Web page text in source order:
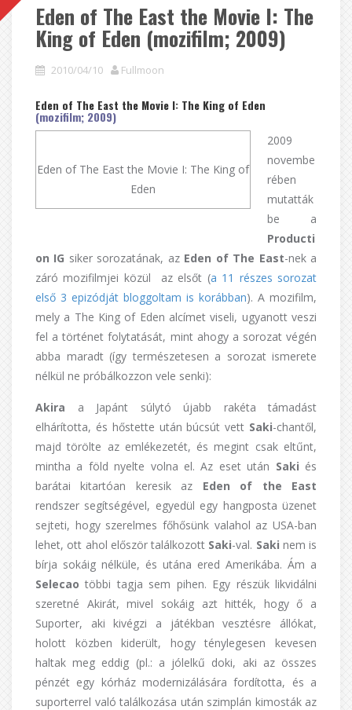
Eden of The East the Movie I: The
King of Eden (mozifilm; 2009)
2010/04/10 Fullmoon
Eden of The East the Movie I: The King of Eden
(mozifilm; 2009)
Eden of The East the Movie I: The King of
Eden
2009
novembe
rében
mutatták
be a
Producti
on IG siker sorozatának, az Eden of The East-nek a
záró mozifilmjei közül az elsőt (a 11 részes sorozat
első 3 epizódját bloggoltam is korábban). A mozifilm,
mely a The King of Eden alcímet viseli, ugyanott veszi
fel a történet folytatását, mint ahogy a sorozat végén
abba maradt (így természetesen a sorozat ismerete
nélkül ne próbálkozzon vele senki):
Akira a Japánt súlytó újabb rakéta támadást
elhárította, és hőstette után búcsút vett Saki-chantől,
majd törölte az emlékezetét, és megint csak eltűnt,
mintha a föld nyelte volna el. Az eset után Saki és
barátai kitartóan keresik az Eden of the East
rendszer segítségével, egyedül egy hangposta üzenet
sejteti, hogy szerelmes főhősünk valahol az USA-ban
lehet, ott ahol először találkozott Saki-val. Saki nem is
bírja sokáig nélküle, és utána ered Amerikába. Ám a
Selecao többi tagja sem pihen. Egy részük likvidálni
szeretné Akirát, mivel sokáig azt hitték, hogy ő a
Suporter, aki kivégzi a játékban vesztésre állókat,
holott közben kiderült, hogy ténylegesen kevesen
haltak meg eddig (pl.: a jólelkű doki, aki az összes
pénzét egy kórház modernizálására fordította, és a
suporterrel való találkozása után szimplán kimosták az